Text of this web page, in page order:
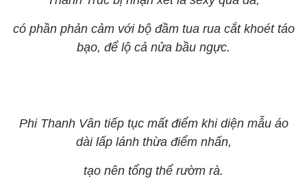
có phần phản cảm với bộ đầm tua rua cắt khoét táo
bạo, để lộ cả nửa bầu ngực.
Phi Thanh Vân tiếp tục mất điểm khi diện mẫu áo
dài lấp lánh thừa điểm nhấn,
tạo nên tổng thể rườm rà.